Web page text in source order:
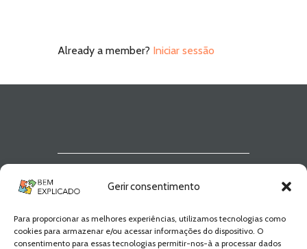
Gerir consentimento
Para proporcionar as melhores experiências, utilizamos tecnologias como
cookies para armazenar e/ou acessar informações do dispositivo. O
consentimento para essas tecnologias permitir-nos-à a processar dados
Already a member? Iniciar sessão
Explicado
Fica a par de todas as novidades! Zero
Spam, apenas novidades e novos